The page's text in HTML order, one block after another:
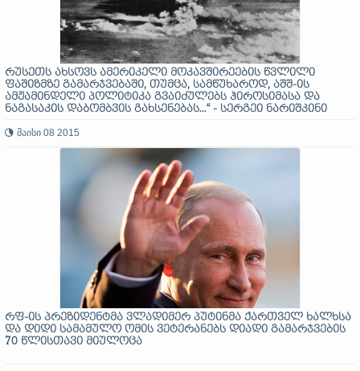
რუსეთს ახსოვს ამერიკელი მოკავშირეების წვლილი
ფაშიზმზე გამარჯვებაში, თუმცა, სამწუხაროდ, აშშ-ის
ამჟამინდელი პოლიტიკა გვაიძულებს ჰიროსიმასა და
ნაგასაკის დაბომბვის გახსენებას...“ - სერგეი ნარიშკინი
მაისი 08 2015
რფ-ის პრეზიდენტმა ვლადიმერ პუტინმა ქართველ ხალხსა
და დიდი სამამულო ომის ვეტერანებს დიადი გამარჯვების
70 წლისთავი მიულოცა